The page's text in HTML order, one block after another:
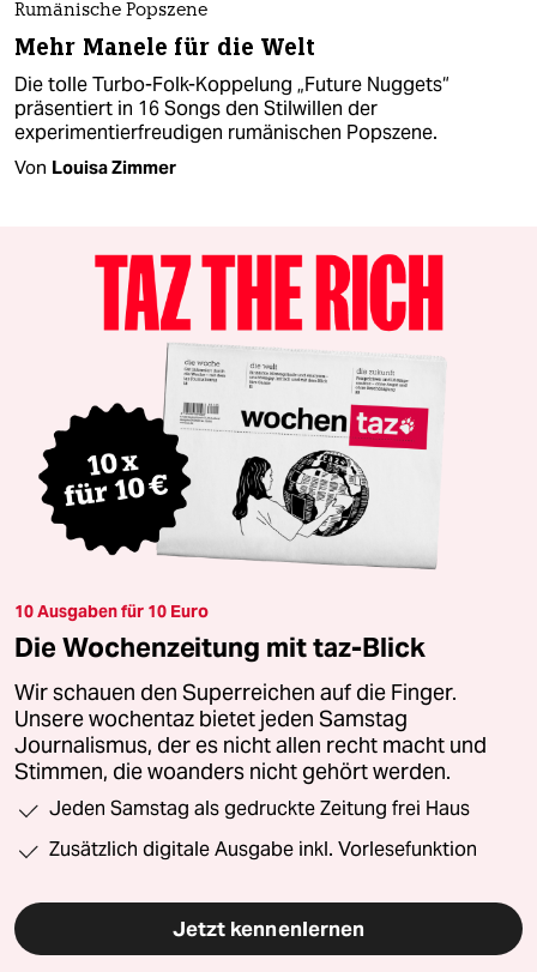
Rumänische Popszene
Mehr Manele für die Welt
Die tolle Turbo-Folk-Koppelung „Future Nuggets“
präsentiert in 16 Songs den Stilwillen der
experimentierfreudigen rumänischen Popszene.
Von Louisa Zimmer
10 Ausgaben für 10 Euro
Die Wochenzeitung mit taz-Blick
Wir schauen den Superreichen auf die Finger.
Unsere wochentaz bietet jeden Samstag
Journalismus, der es nicht allen recht macht und
Stimmen, die woanders nicht gehört werden.
Jeden Samstag als gedruckte Zeitung frei Haus
Zusätzlich digitale Ausgabe inkl. Vorlesefunktion
Jetzt kennenlernen